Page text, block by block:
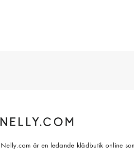
Nelly.com är en ledande klädbutik online